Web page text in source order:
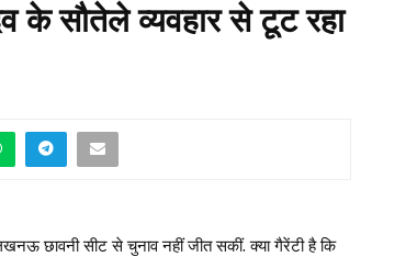
के सौतेले व्यवहार से टूट रहा
छावनी सीट से चुनाव नहीं जीत सकीं. क्या गैरेंटी है कि